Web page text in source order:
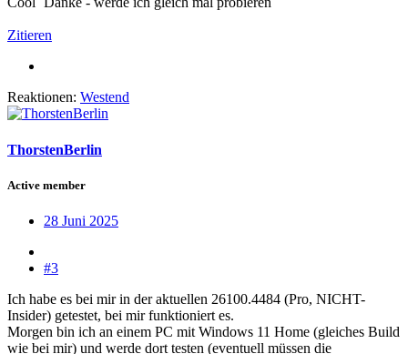
Zitieren
Reaktionen: Westend
ThorstenBerlin
Active member
28 Juni 2025
#3
Ich habe es bei mir in der aktuellen 26100.4484 (Pro, NICHT-
Insider) getestet, bei mir funktioniert es.
Morgen bin ich an einem PC mit Windows 11 Home (gleiches Build
wie bei mir) und werde dort testen (eventuell müssen die